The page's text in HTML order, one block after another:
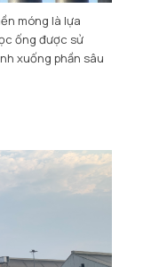
móng là lựa
ống được sử
xuống phần sâu